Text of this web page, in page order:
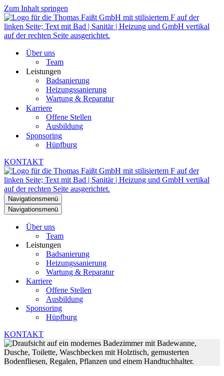
Zum Inhalt springen
Über uns
Team
Leistungen
Badsanierung
Heizungssanierung
Wartung & Reparatur
Karriere
Offene Stellen
Ausbildung
Sponsoring
Hüpfburg
KONTAKT
Navigationsmenü
Navigationsmenü
Über uns
Team
Leistungen
Badsanierung
Heizungssanierung
Wartung & Reparatur
Karriere
Offene Stellen
Ausbildung
Sponsoring
Hüpfburg
KONTAKT